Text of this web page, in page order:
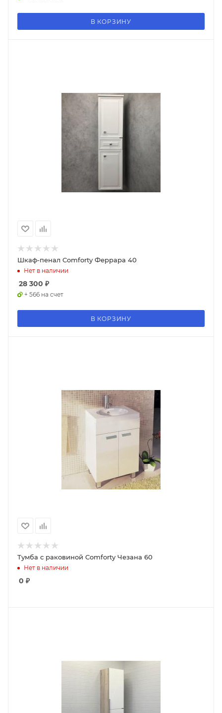
В КОРЗИНУ
Шкаф-пенал Comforty Феррара 40
Нет в наличии
28 300 ₽
+ 566 на счет
В КОРЗИНУ
Тумба с раковиной Comforty Чезана 60
Нет в наличии
0 ₽